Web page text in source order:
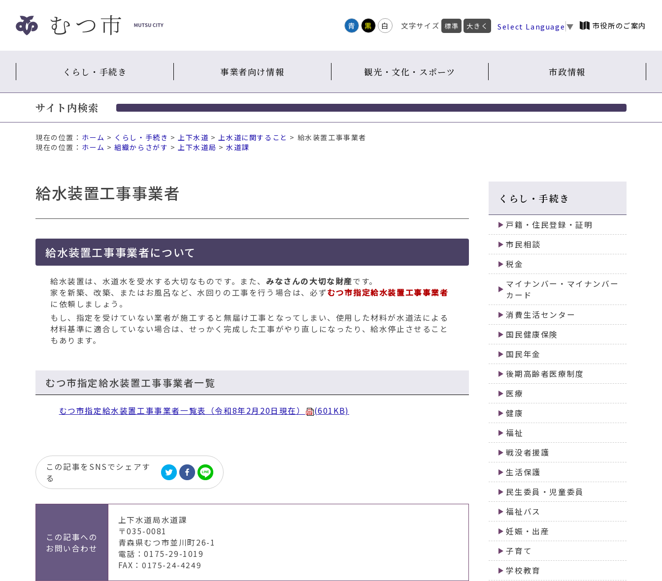
ッ
青 黒 白 文字サイズ 標準 大きく Select Language ▼ 市役所のご案内
くらし・手続き 事業者向け情報 観光・文化・スポーツ 市政情報
サイト内検索
現在の位置： ホーム > くらし・手続き >上下水道 >上水道に関すること > 給水装置工事事業者
ホーム >組織からさがす >上下水道局 >水道課
給水装置工事事業者
給水装置工事事業者について
給水装置は、水道水を受水する大切なものです。また、 みなさんの大切な財産です。
家を新築、改築、またはお風呂など、水回りの工事を行う場合は、必ずむつ市指定給水装置工事事業者
に依頼しましょう。
もし、指定を受けていない業者が施工すると無届け工事となってしまい、使用した材料が水道法による
材料基準に適合していない場合は、せっかく完成した工事がやり直しになったり、給水停止させること
もあります。
むつ市指定給水装置工事事業者一覧
むつ市指定給水装置工事事業者一覧表（令和8年2月20日現在） (601KB)
この記事をSNSでシェアす
る
この記事への
お問い合わせ
上下水道局水道課
〒035-0081
青森県むつ市並川町26-1
電話：0175-29-1019
FAX：0175-24-4249
くらし・手続き
戸籍・住民登録・証明
市民相談
税金
マイナンバー・マイナンバー
カード
消費生活センター
国民健康保険
国民年金
後期高齢者医療制度
医療
健康
福祉
戦没者援護
生活保護
民生委員・児童委員
福祉バス
妊娠・出産
子育て
学校教育